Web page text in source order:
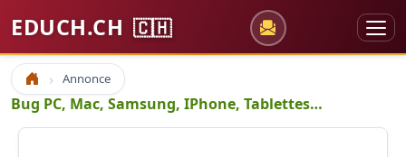
EDUCH.CH 🇨🇭
Accueil Annonce
Bug PC, Mac, Samsung, IPhone, Tablettes…